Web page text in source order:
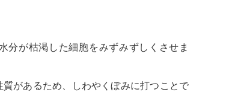
分が枯渇した細胞をみずみずしくさせま
があるため、しわやくぼみに打つことで